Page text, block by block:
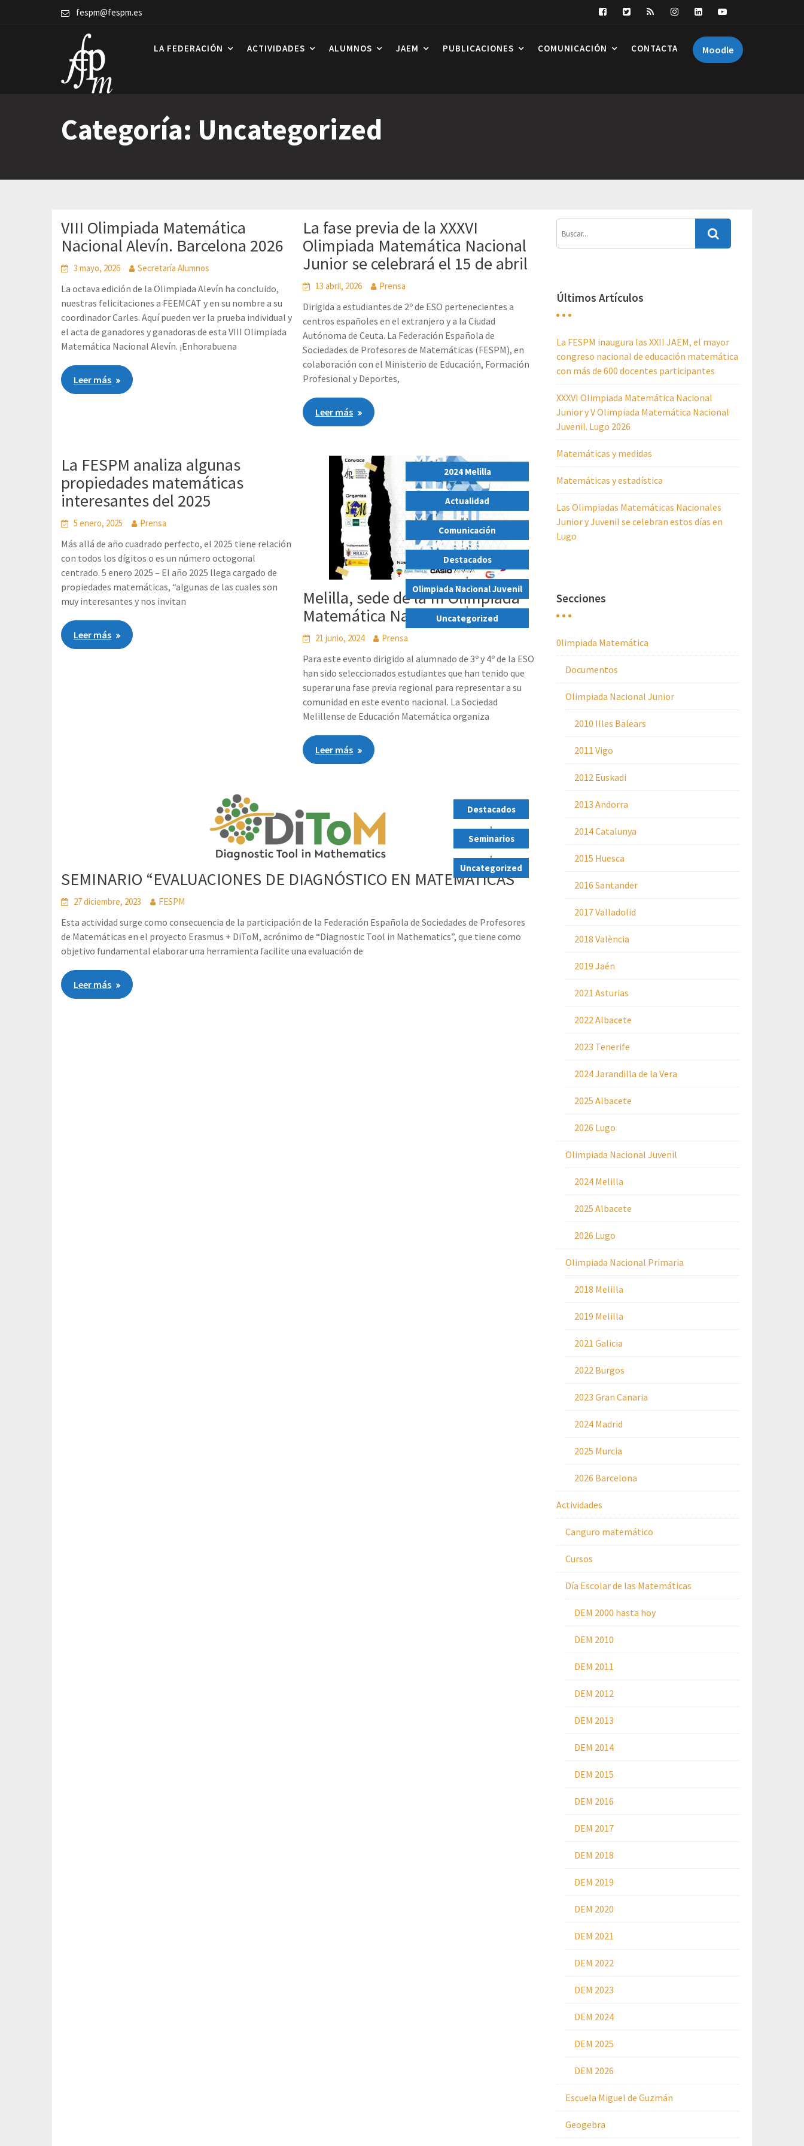
fespm@fespm.es
Moodle
LA FEDERACIÓN ACTIVIDADES ALUMNOS JAEM PUBLICACIONES COMUNICACIÓN CONTACTA
Categoría: Uncategorized
VIII Olimpiada Matemática
Nacional Alevín. Barcelona 2026
3 mayo, 2026 Secretaría Alumnos
La octava edición de la Olimpiada Alevín ha concluido,
nuestras felicitaciones a FEEMCAT y en su nombre a su
coordinador Carles. Aquí pueden ver la prueba individual y
el acta de ganadores y ganadoras de esta VIII Olimpiada
Matemática Nacional Alevín. ¡Enhorabuena
Leer más
La fase previa de la XXXVI
Olimpiada Matemática Nacional
Junior se celebrará el 15 de abril
13 abril, 2026 Prensa
Dirigida a estudiantes de 2º de ESO pertenecientes a
centros españoles en el extranjero y a la Ciudad
Autónoma de Ceuta. La Federación Española de
Sociedades de Profesores de Matemáticas (FESPM), en
colaboración con el Ministerio de Educación, Formación
Profesional y Deportes,
Leer más
La FESPM analiza algunas
propiedades matemáticas
interesantes del 2025
5 enero, 2025 Prensa
Más allá de año cuadrado perfecto, el 2025 tiene relación
con todos los dígitos o es un número octogonal
centrado. 5 enero 2025 – El año 2025 llega cargado de
propiedades matemáticas, “algunas de las cuales son
muy interesantes y nos invitan
Leer más
2024 Melilla
,
Actualidad
,
Comunicación
,
Destacados
,
Olimpiada Nacional Juvenil
,
Uncategorized
Melilla, sede de la III Olimpiada
Matemática Nacional Juvenil
21 junio, 2024 Prensa
Para este evento dirigido al alumnado de 3º y 4º de la ESO
han sido seleccionados estudiantes que han tenido que
superar una fase previa regional para representar a su
comunidad en este evento nacional. La Sociedad
Melillense de Educación Matemática organiza
Leer más
Destacados
,
Seminarios
,
Uncategorized
SEMINARIO “EVALUACIONES DE DIAGNÓSTICO EN MATEMÁTICAS”
27 diciembre, 2023 FESPM
Esta actividad surge como consecuencia de la participación de la Federación Española de Sociedades de Profesores
de Matemáticas en el proyecto Erasmus + DiToM, acrónimo de “Diagnostic Tool in Mathematics”, que tiene como
objetivo fundamental elaborar una herramienta facilite una evaluación de
Leer más
Últimos Artículos
La FESPM inaugura las XXII JAEM, el mayor
congreso nacional de educación matemática
con más de 600 docentes participantes
XXXVI Olimpiada Matemática Nacional
Junior y V Olimpiada Matemática Nacional
Juvenil. Lugo 2026
Matemáticas y medidas
Matemáticas y estadística
Las Olimpiadas Matemáticas Nacionales
Junior y Juvenil se celebran estos días en
Lugo
Secciones
0limpiada Matemática
Documentos
Olimpiada Nacional Junior
2010 Illes Balears
2011 Vigo
2012 Euskadi
2013 Andorra
2014 Catalunya
2015 Huesca
2016 Santander
2017 Valladolid
2018 València
2019 Jaén
2021 Asturias
2022 Albacete
2023 Tenerife
2024 Jarandilla de la Vera
2025 Albacete
2026 Lugo
Olimpiada Nacional Juvenil
2024 Melilla
2025 Albacete
2026 Lugo
Olimpiada Nacional Primaria
2018 Melilla
2019 Melilla
2021 Galicia
2022 Burgos
2023 Gran Canaria
2024 Madrid
2025 Murcia
2026 Barcelona
Actividades
Canguro matemático
Cursos
Día Escolar de las Matemáticas
DEM 2000 hasta hoy
DEM 2010
DEM 2011
DEM 2012
DEM 2013
DEM 2014
DEM 2015
DEM 2016
DEM 2017
DEM 2018
DEM 2019
DEM 2020
DEM 2021
DEM 2022
DEM 2023
DEM 2024
DEM 2025
DEM 2026
Escuela Miguel de Guzmán
Geogebra